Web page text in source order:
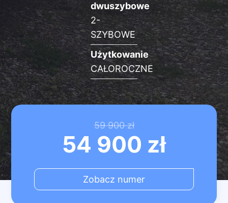
59 900zł
Pierwotna
cena
wynosiła:
54 900 zł
Aktualna
cena
wynosi:
Zobacz numer
dwuszybowe
2-
SZYBOWE
Użytkowanie
CAŁOROCZNE